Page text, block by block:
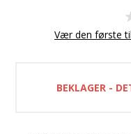
Vær den første
BEKLAGER -